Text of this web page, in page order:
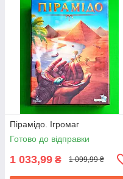
Пірамідо. Ігромаг
Готово до відправки
1 033,99 ₴ 1 099,99 ₴